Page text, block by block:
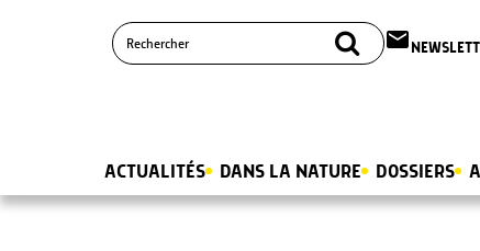
email
ACTUALITÉS DANS LA NATURE DOSSIERS